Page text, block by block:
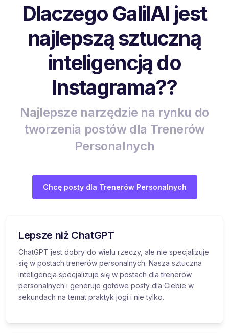
Dlaczego GalilAI jest
najlepszą sztuczną
inteligencją do
Instagrama??
Najlepsze narzędzie na rynku do
tworzenia postów dla Trenerów
Personalnych
Chcę posty dla Trenerów Personalnych
Lepsze niż ChatGPT
ChatGPT jest dobry do wielu rzeczy, ale nie specjalizuje
się w postach trenerów personalnych. Nasza sztuczna
inteligencja specjalizuje się w postach dla trenerów
personalnych i generuje gotowe posty dla Ciebie w
sekundach na temat praktyk jogi i nie tylko.